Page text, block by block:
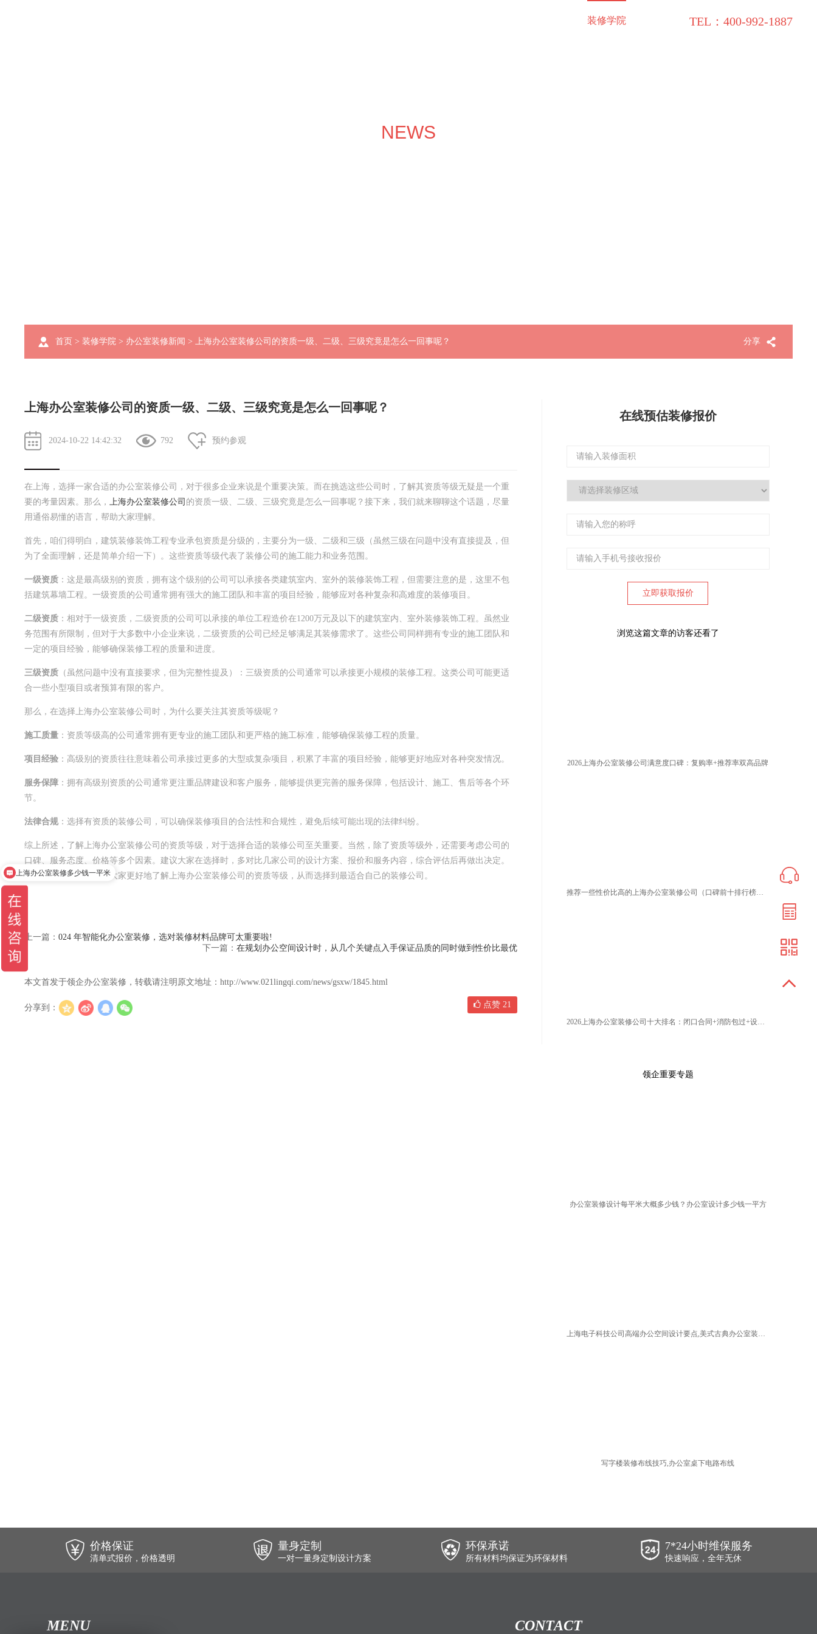
TEL：400-992-1887
装修学院
NEWS
分享
首页 > 装修学院 > 办公室装修新闻 > 上海办公室装修公司的资质一级、二级、三级究竟是怎么一回事呢？
上海办公室装修公司的资质一级、二级、三级究竟是怎么一回事呢？
2024-10-22 14:42:32 792 预约参观
在上海，选择一家合适的办公室装修公司，对于很多企业来说是个重要决策。而在挑选这些公司时，了解其资质等级无疑是一个重
要的考量因素。那么，
上海办公室装修公司 的资质一级、二级、三级究竟是怎么一回事呢？接下来，我们就来聊聊这个话题，尽量
用通俗易懂的语言，帮助大家理解。
首先，咱们得明白，建筑装修装饰工程专业承包资质是分级的，主要分为一级、二级和三级（虽然三级在问题中没有直接提及，但
为了全面理解，还是简单介绍一下）。这些资质等级代表了装修公司的施工能力和业务范围。
一级资质 ：这是最高级别的资质，拥有这个级别的公司可以承接各类建筑室内、室外的装修装饰工程，但需要注意的是，这里不包
括建筑幕墙工程。一级资质的公司通常拥有强大的施工团队和丰富的项目经验，能够应对各种复杂和高难度的装修项目。
二级资质 ：相对于一级资质，二级资质的公司可以承接的单位工程造价在1200万元及以下的建筑室内、室外装修装饰工程。虽然业
务范围有所限制，但对于大多数中小企业来说，二级资质的公司已经足够满足其装修需求了。这些公司同样拥有专业的施工团队和
一定的项目经验，能够确保装修工程的质量和进度。
三级资质 （虽然问题中没有直接要求，但为完整性提及）：三级资质的公司通常可以承接更小规模的装修工程。这类公司可能更适
合一些小型项目或者预算有限的客户。
那么，在选择上海办公室装修公司时，为什么要关注其资质等级呢？
施工质量 ：资质等级高的公司通常拥有更专业的施工团队和更严格的施工标准，能够确保装修工程的质量。
项目经验 ：高级别的资质往往意味着公司承接过更多的大型或复杂项目，积累了丰富的项目经验，能够更好地应对各种突发情况。
服务保障 ：拥有高级别资质的公司通常更注重品牌建设和客户服务，能够提供更完善的服务保障，包括设计、施工、售后等各个环
节。
法律合规 ：选择有资质的装修公司，可以确保装修项目的合法性和合规性，避免后续可能出现的法律纠纷。
综上所述，了解上海办公室装修公司的资质等级，对于选择合适的装修公司至关重要。当然，除了资质等级外，还需要考虑公司的
口碑、服务态度、价格等多个因素。建议大家在选择时，多对比几家公司的设计方案、报价和服务内容，综合评估后再做出决定。
希望这篇文章能够帮助大家更好地了解上海办公室装修公司的资质等级，从而选择到最适合自己的装修公司。
上一篇： 024 年智能化办公室装修，选对装修材料品牌可太重要啦!
下一篇： 在规划办公空间设计时，从几个关键点入手保证品质的同时做到性价比最优
本文首发于领企办公室装修，转载请注明原文地址：http://www.021lingqi.com/news/gsxw/1845.html
分享到： 点赞 21
在线预估装修报价
浏览这篇文章的访客还看了
2026上海办公室装修公司满意度口碑：复购率+推荐率双高品牌
推荐一些性价比高的上海办公室装修公司（口碑前十排行榜优选）
2026上海办公室装修公司十大排名：闭口合同+消防包过+设计封神榜
领企重要专题
办公室装修设计每平米大概多少钱？办公室设计多少钱一平方
写字楼装修布线技巧,办公室桌下电路布线
价格保证
清单式报价，价格透明
量身定制
一对一量身定制设计方案
环保承诺
所有材料均保证为环保材料
7*24小时维保服务
快速响应，全年无休
MENU CONTACT
上海办公室装修多少钱一平米
现在有优惠活动吗